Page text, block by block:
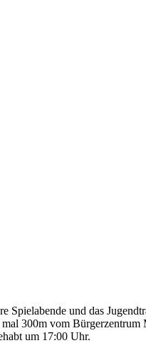
Spielabende und das
300m vom
um 17:00 Uhr.